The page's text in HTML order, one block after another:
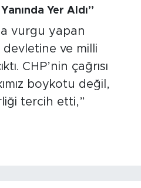
Yer Aldı”
vurgu yapan
devletine ve milli
CHP’nin çağrısı
boykotu değil,
tercih etti,”